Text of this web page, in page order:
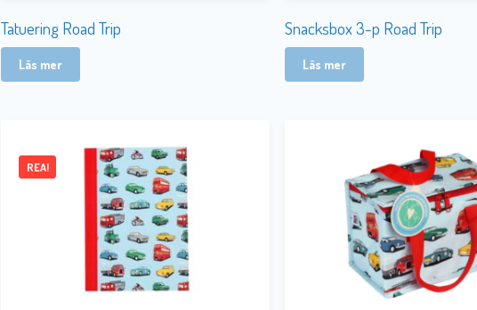
Tatuering Road Trip
Läs mer
Snacksbox 3-p Road Trip
Läs mer
REA!